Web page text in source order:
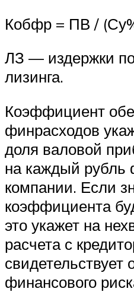
Кобфр = ПВ /
ЛЗ — издержки
лизинга.
Коэффициент
финрасходов
доля валовой
на каждый рубль
компании. Если
коэффициента
это укажет на
расчета с
свидетельствует
финансового